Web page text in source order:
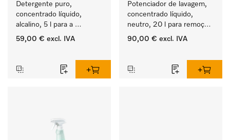
Detergente puro,
concentrado líquido,
alcalino, 5 l para a
lavagem de têxteis
59,00 € excl. IVA
Potenciador de lavagem,
concentrado líquido,
neutro, 20 l para remoção
eficaz de sujidade de
90,00 € excl. IVA